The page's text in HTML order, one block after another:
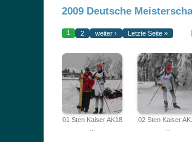
2009 Deutsche
1 2 weiter › Letzte Seite »
01 Sten Kaiser AK18
02 Sten Kaiser